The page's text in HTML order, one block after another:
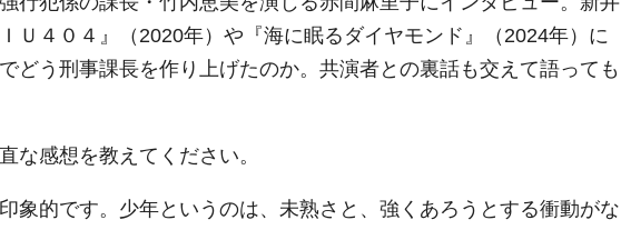
Ｕ４０４』（2020年）や『海に眠るダイヤモンド』（2024年）に
どう刑事課長を作り上げたのか。共演者との裏話も交えて語っても
感想を教えてください。
象的です。少年というのは、未熟さと、強くあろうとする衝動がな